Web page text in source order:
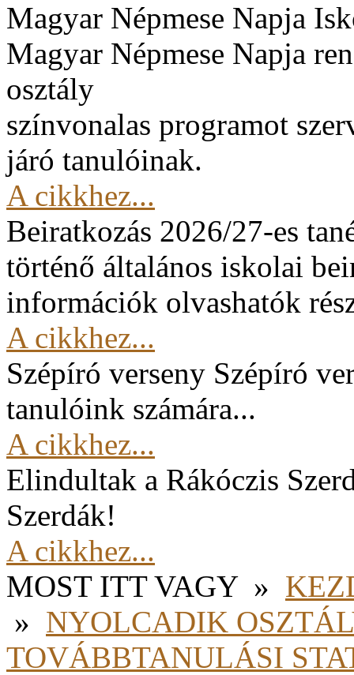
Magyar Népmese Napja
Magyar Népmese Napja
osztály
színvonalas programot
járó tanulóinak.
A cikkhez...
Beiratkozás 2026/27-es
történő általános iskolai
információk olvashatók
A cikkhez...
Szépíró verseny Szépíró
tanulóink számára...
A cikkhez...
Elindultak a Rákóczis
Szerdák!
A cikkhez...
MOST ITT VAGY »
» NYOLCADIK
TOVÁBBTANULÁSI